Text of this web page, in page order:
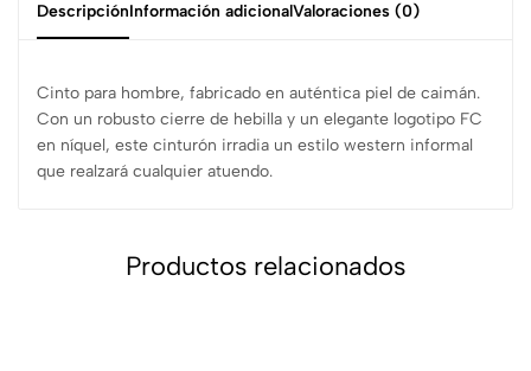
DescripciónInformación adicionalValoraciones (0)
Cinto para hombre, fabricado en auténtica piel de caimán.
Con un robusto cierre de hebilla y un elegante logotipo FC
en níquel, este cinturón irradia un estilo western informal
que realzará cualquier atuendo.
Productos relacionados